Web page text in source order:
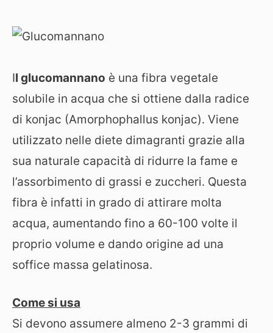
Il glucomannano è una fibra vegetale
solubile in acqua che si ottiene dalla radice
di konjac (Amorphophallus konjac). Viene
utilizzato nelle diete dimagranti grazie alla
sua naturale capacità di ridurre la fame e
l’assorbimento di grassi e zuccheri. Questa
fibra è infatti in grado di attirare molta
acqua, aumentando fino a 60-100 volte il
proprio volume e dando origine ad una
soffice massa gelatinosa.
Come si usa
Si devono assumere almeno 2-3 grammi di